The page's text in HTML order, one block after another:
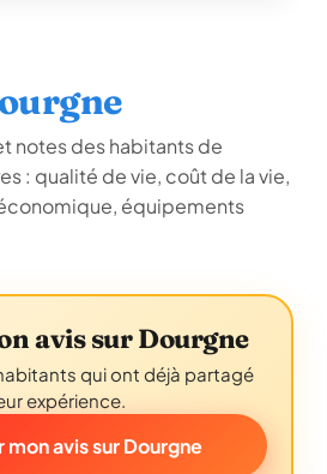
notes des habitants de
: qualité de vie, coût de la vie,
équipements
avis sur Dourgne
qui ont déjà partagé
expérience.
mon avis sur Dourgne